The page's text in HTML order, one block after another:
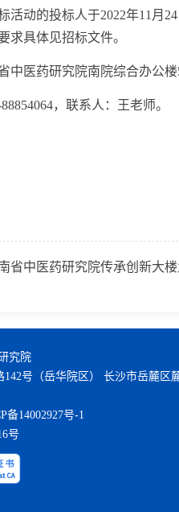
的投标人于2022年11月24
求具体见招标文件。
医药研究院南院综合办公楼
，联系人：王老师。
省中医药研究院传承创新大
究院
号（岳华院区） 长沙市岳麓
备14002927号-1
号